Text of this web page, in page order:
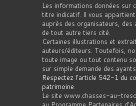
Les informations données sur
titre indicatif. Il vous
auprès des organisateurs, des
de tout autre tiers cité.
Certaines illustrations et
auteurs/éditeurs. Toutefois,
toute image ou tout contenu
sur simple demande des
Respectez l'article 542-1 du
patrimoine.
Le site www.chasses-au-